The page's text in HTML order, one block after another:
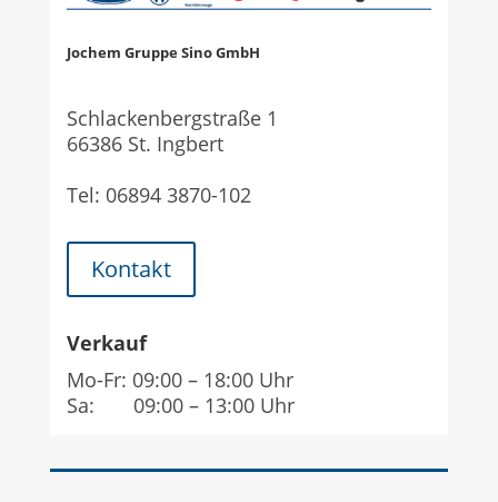
Jochem Gruppe SinoGmbH
Schlackenbergstraße 1
66386 St. Ingbert
Tel: 06894 3870-102
Kontakt
Verkauf
Mo-Fr: 09:00 – 18:00 Uhr
Sa: 09:00 – 13:00 Uhr